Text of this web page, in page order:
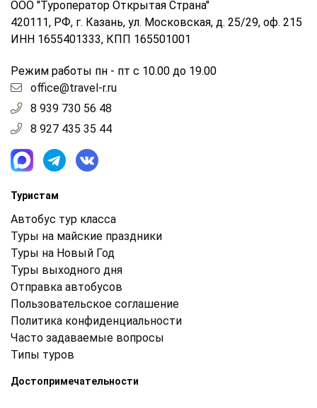
ООО "Туроператор Открытая Страна"
420111, РФ, г. Казань, ул. Московская, д. 25/29, оф. 215
ИНН 1655401333, КПП 165501001
Режим работы пн - пт с 10.00 до 19.00
office@travel-r.ru
8 939 730 56 48
8 927 435 35 44
Туристам
Автобус тур класса
Туры на майские праздники
Туры на Новый Год
Туры выходного дня
Отправка автобусов
Пользовательское соглашение
Политика конфиденциальности
Часто задаваемые вопросы
Типы туров
Достопримечательности